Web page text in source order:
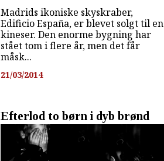
Madrids ikoniske skyskraber,
Edificio España, er blevet solgt til en
kineser. Den enorme bygning har
stået tom i flere år, men det får
måsk...
21/03/2014
Efterlod to børn i dyb brønd